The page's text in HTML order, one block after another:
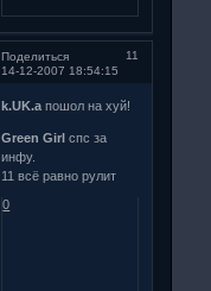
Поделиться
11
14-12-2007 18:54:15
k.UK.a пошол на хуй!
Green Girl спс за
инфу.
11 всё равно рулит
0